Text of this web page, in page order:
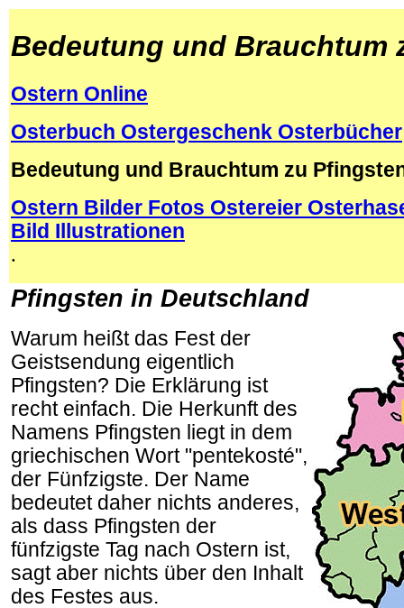
Bedeutung und Brauchtum
Ostern Online
Osterbuch Ostergeschenk Osterbücher
Bedeutung und Brauchtum zu
Ostern Bilder Fotos Ostereier
Bild Illustrationen
.
Pfingsten in Deutschland
Warum heißt das Fest der
Geistsendung eigentlich
Pfingsten? Die Erklärung ist
recht einfach. Die Herkunft des
Namens Pfingsten liegt in dem
griechischen Wort "pentekosté",
der Fünfzigste. Der Name
bedeutet daher nichts anderes,
als dass Pfingsten der
fünfzigste Tag nach Ostern ist,
sagt aber nichts über den Inhalt
des Festes aus.